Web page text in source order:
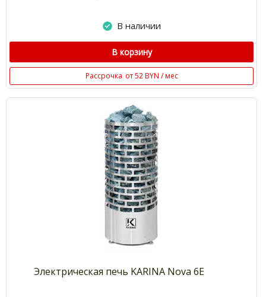
В наличии
В корзину
Рассрочка от 52 BYN / мес
Электрическая печь KARINA Nova 6E